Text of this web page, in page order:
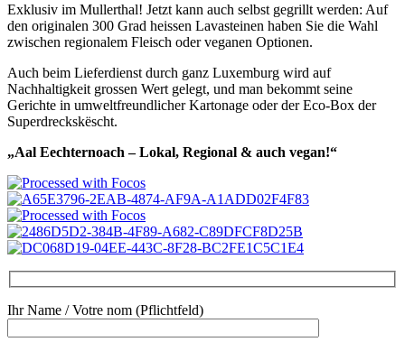
Exklusiv im Mullerthal! Jetzt kann auch selbst gegrillt werden: Auf
den originalen 300 Grad heissen Lavasteinen haben Sie die Wahl
zwischen regionalem Fleisch oder veganen Optionen.
Auch beim Lieferdienst durch ganz Luxemburg wird auf
Nachhaltigkeit grossen Wert gelegt, und man bekommt seine
Gerichte in umweltfreundlicher Kartonage oder der Eco-Box der
Superdreckskëscht.
„Aal Eechternoach – Lokal, Regional & auch vegan!“
Ihr Name / Votre nom (Pflichtfeld)